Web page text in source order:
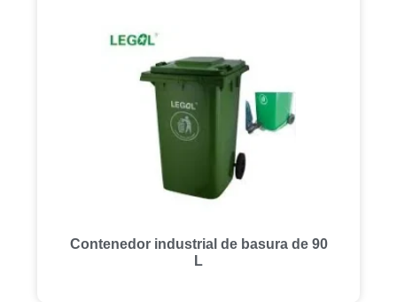
Contenedor industrial de basura de 90
L